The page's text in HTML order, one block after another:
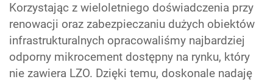
Korzystając z wieloletniego doświadczenia przy
renowacji oraz zabezpieczaniu dużych obiektów
infrastrukturalnych opracowaliśmy najbardziej
odporny mikrocement dostępny na rynku, który
nie zawiera LZO. Dzięki temu, doskonale nadaję